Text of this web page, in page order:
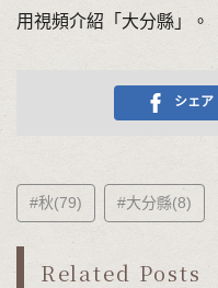
用視頻介紹「大分縣」。
シェア
#秋(79) #大分縣(8)
Related Posts